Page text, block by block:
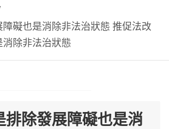
礙也是消除非法治狀態 推促法改
除非法治狀態
排除發展障礙也是消